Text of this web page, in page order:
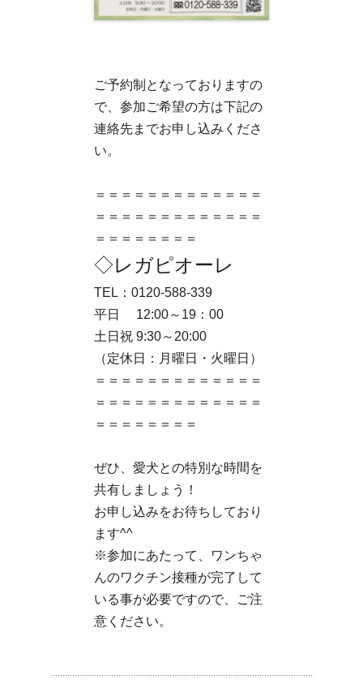
ご予約制となっておりますの
で、参加ご希望の方は下記の
連絡先までお申し込みくださ
い。
＝＝＝＝＝＝＝＝＝＝＝＝＝
＝＝＝＝＝＝＝＝＝＝＝＝＝
＝＝＝＝＝＝＝＝
◇レガピオーレ
TEL：0120-588-339
平日 12:00～19：00
土日祝 9:30～20:00
（定休日：月曜日・火曜日）
＝＝＝＝＝＝＝＝＝＝＝＝＝
＝＝＝＝＝＝＝＝＝＝＝＝＝
＝＝＝＝＝＝＝＝
ぜひ、愛犬との特別な時間を
共有しましょう！
お申し込みをお待ちしており
ます^^
※参加にあたって、ワンちゃ
んのワクチン接種が完了して
いる事が必要ですので、ご注
意ください。